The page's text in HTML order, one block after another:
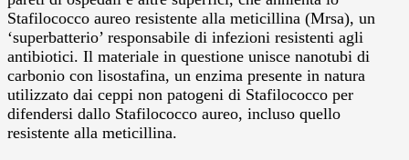
Stafilococco aureo resistente alla meticillina (Mrsa), un
‘superbatterio’ responsabile di infezioni resistenti agli
antibiotici. Il materiale in questione unisce nanotubi di
carbonio con lisostafina, un enzima presente in natura
utilizzato dai ceppi non patogeni di Stafilococco per
difendersi dallo Stafilococco aureo, incluso quello
resistente alla meticillina.